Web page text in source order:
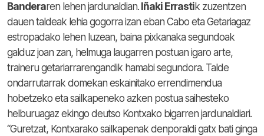
Banderaren lehen jardunaldian. Iñaki Errastik zuzentzen
dauen taldeak lehia gogorra izan eban Cabo eta Getariagaz
estropadako lehen luzean, baina pixkanaka segundoak
galduz joan zan, helmuga laugarren postuan igaro arte,
traineru getariarrarengandik hamabi segundora. Talde
ondarrutarrak domekan eskainitako errendimendua
hobetzeko eta sailkapeneko azken postua saihesteko
helburuagaz ekingo deutso Kontxako bigarren jardunaldiari.
“Guretzat, Kontxarako sailkapenak denporaldi gatx bati ginga